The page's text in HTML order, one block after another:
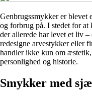
Genbrugssmykker er blevet
og forbrug på. I stedet for
der allerede har levet et liv –
redesigne arvestykker eller
handler ikke kun om
personlighed og historie.
Smykker med